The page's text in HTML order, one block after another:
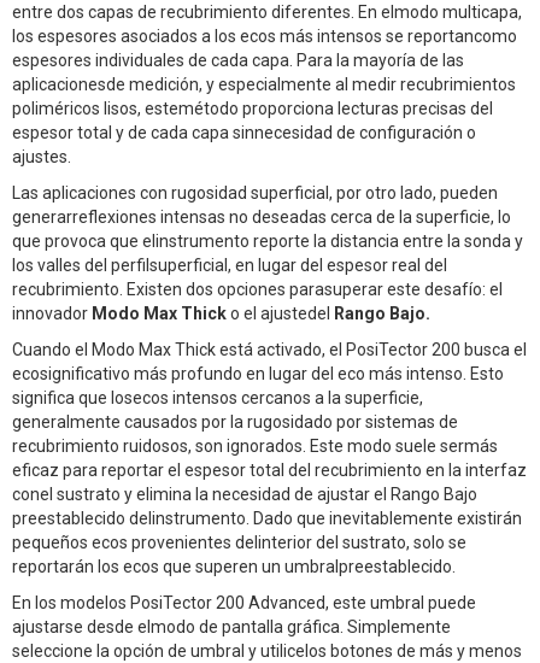
entre dos capas de recubrimiento diferentes. En elmodo multicapa,
los espesores asociados a los ecos más intensos se reportancomo
espesores individuales de cada capa. Para la mayoría de las
aplicacionesde medición, y especialmente al medir recubrimientos
poliméricos lisos, estemétodo proporciona lecturas precisas del
espesor total y de cada capa sinnecesidad de configuración o
ajustes.
Las aplicaciones con rugosidad superficial, por otro lado, pueden
generarreflexiones intensas no deseadas cerca de la superficie, lo
que provoca que elinstrumento reporte la distancia entre la sonda y
los valles del perfilsuperficial, en lugar del espesor real del
recubrimiento. Existen dos opciones parasuperar este desafío: el
innovador Modo Max Thicko el ajustedel Rango Bajo.
Cuando el Modo Max Thick está activado, el PosiTector 200 busca el
ecosignificativo más profundo en lugar del eco más intenso. Esto
significa que losecos intensos cercanos a la superficie,
generalmente causados por la rugosidado por sistemas de
recubrimiento ruidosos, son ignorados. Este modo suele sermás
eficaz para reportar el espesor total del recubrimiento en la interfaz
conel sustrato y elimina la necesidad de ajustar el Rango Bajo
preestablecido delinstrumento. Dado que inevitablemente existirán
pequeños ecos provenientes delinterior del sustrato, solo se
reportarán los ecos que superen un umbralpreestablecido.
En los modelos PosiTector 200 Advanced, este umbral puede
ajustarse desde elmodo de pantalla gráfica. Simplemente
seleccione la opción de umbral y utilicelos botones de más y menos